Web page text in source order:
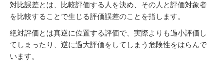
対比誤差とは、比較評価する人を決め、その人と評価対象者
を比較することで生じる評価誤差のことを指します。
絶対評価とは真逆に位置する評価で、実際よりも過小評価し
てしまったり、逆に過大評価をしてしまう危険性をはらんで
います。